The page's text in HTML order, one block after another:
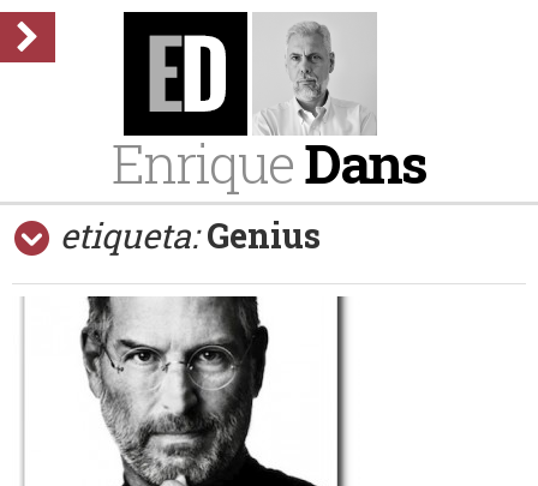
EnriqueDans
etiqueta: Genius